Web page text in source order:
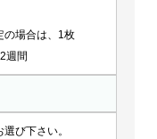
の場合は、1枚
週間
び下さい。